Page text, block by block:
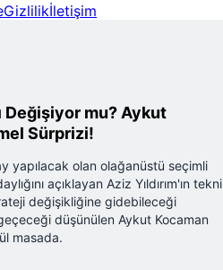
Gizlilikİletişim
Değişiyor mu? Aykut
Sürprizi!
yapılacak olan olağanüstü seçimli
açıklayan Aziz Yıldırım'ın
değişikliğine gidebileceği
düşünülen Aykut Kocaman
masada.